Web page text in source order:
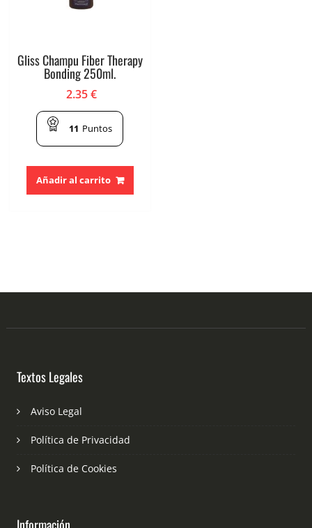
Gliss Champu Fiber Therapy
Bonding 250ml.
2.35€
11 Puntos
Añadir al carrito
Textos Legales
Aviso Legal
Política de Privacidad
Política de Cookies